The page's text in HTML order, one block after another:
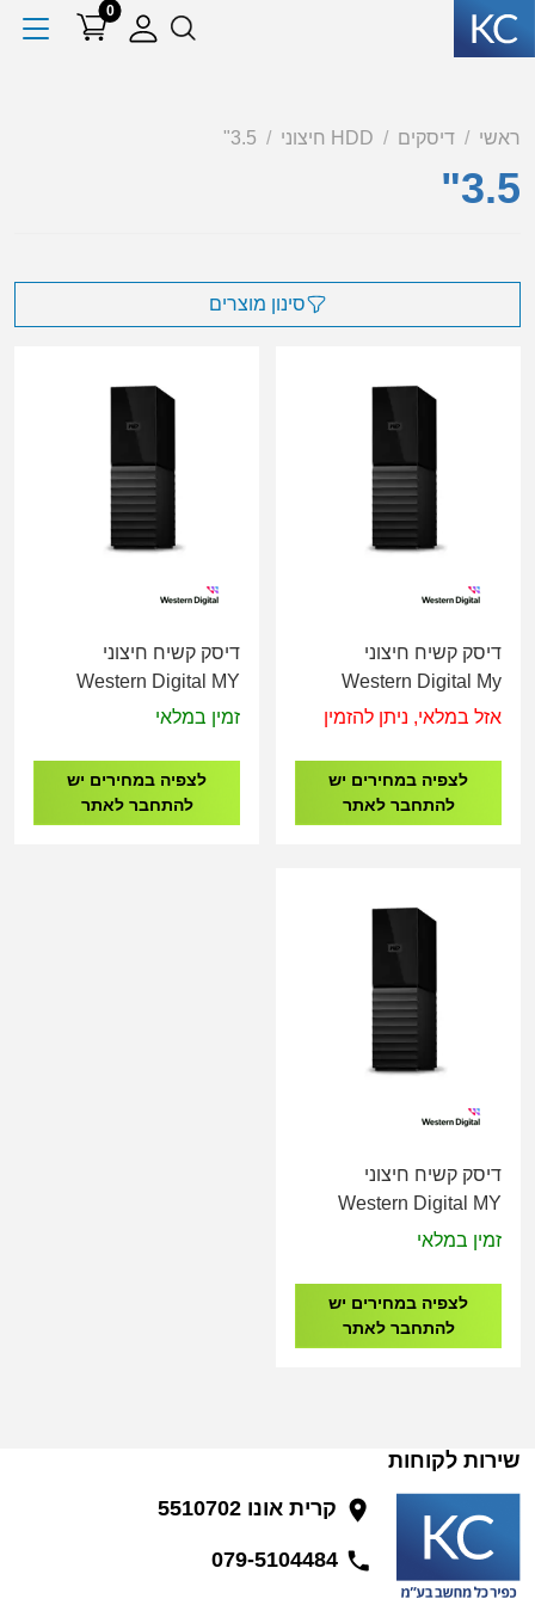
0
ראשי דיסקים HDD חיצוני 3.5"
3.5"
סינון מוצרים
דיסק קשיח חיצוני
Western Digital My
Book 3.5" 24TBW
אזל במלאי, ניתן להזמין
לצפיה במחירים יש
להתחבר לאתר
דיסק קשיח חיצוני
Western Digital MY
BOOK 3.5" USB 3.2
זמין במלאי
לצפיה במחירים יש
להתחבר לאתר
דיסק קשיח חיצוני
Western Digital MY
BOOK 3.5" USB 3.2
זמין במלאי
לצפיה במחירים יש
להתחבר לאתר
שירות לקוחות
קרית אונו 5510702